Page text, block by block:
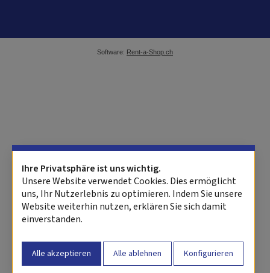
Software: Rent-a-Shop.ch
Ihre Privatsphäre ist uns wichtig.
Unsere Website verwendet Cookies. Dies ermöglicht
uns, Ihr Nutzerlebnis zu optimieren. Indem Sie unsere
Website weiterhin nutzen, erklären Sie sich damit
einverstanden.